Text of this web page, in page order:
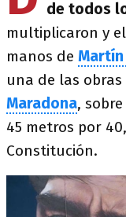
de todos
multiplicaron y
manos de Martín
una de las
Maradona,
45 metros por
Constitución.